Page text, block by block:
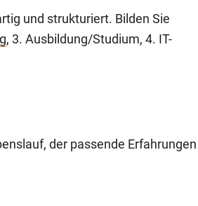
und strukturiert. Bilden Sie
, 3. Ausbildung/Studium, 4. IT-
der passende Erfahrungen